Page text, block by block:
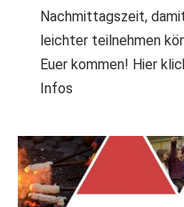
Nachmittagszeit,
leichter teilnehmen
Euer kommen! Hier
Infos